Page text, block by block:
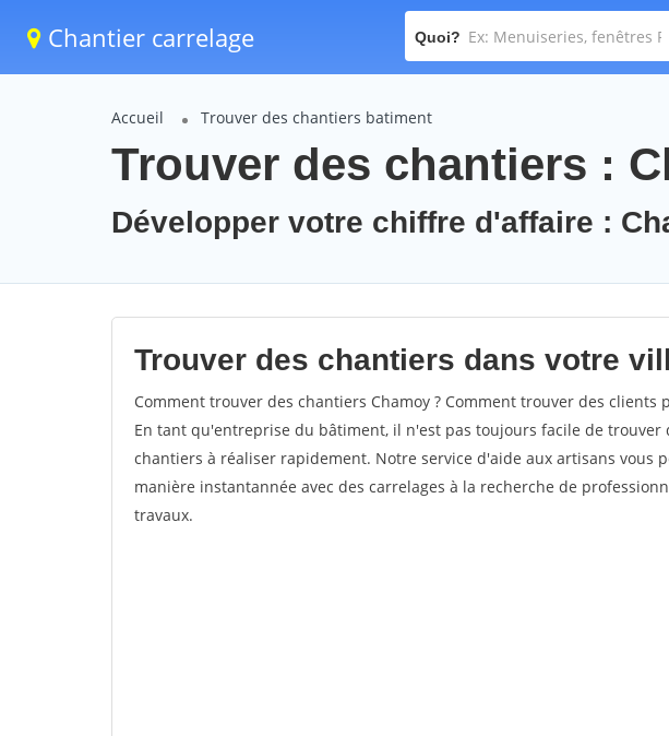
Chantier carrelage Quoi?
Accueil Trouver des chantiers batiment
Trouver des chantiers :
Développer votre chiffre d'affaire :
Trouver des chantiers dans votre
Comment trouver des chantiers Chamoy ? Comment trouver des clients
En tant qu'entreprise du bâtiment, il n'est pas toujours facile de trouver
chantiers à réaliser rapidement. Notre service d'aide aux artisans vous
manière instantannée avec des carrelages à la recherche de
travaux.